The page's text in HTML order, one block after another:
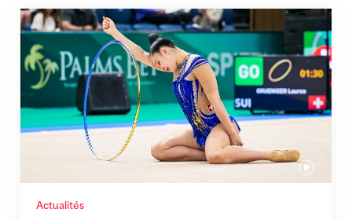
Actualités
Prochaine étape : les Championnats du monde